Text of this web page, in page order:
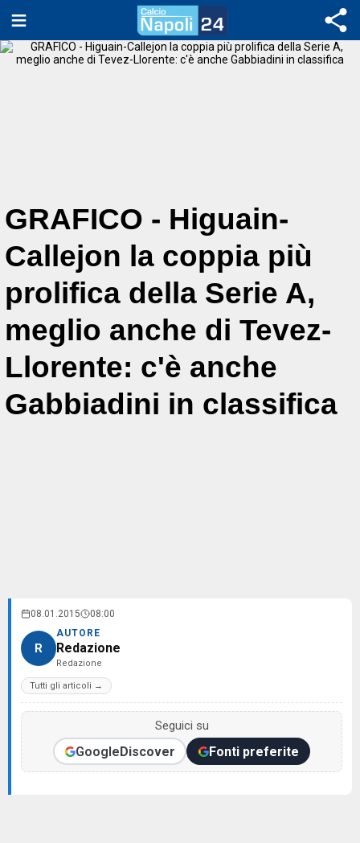
GRAFICO - Higuain-
Callejon la coppia più
prolifica della Serie A,
meglio anche di Tevez-
Llorente: c'è anche
Gabbiadini in classifica
08.01.2015 08:00
R
AUTORE
Redazione
Redazione
Tutti gli articoli →
Seguici su
GoogleDiscover Fonti preferite